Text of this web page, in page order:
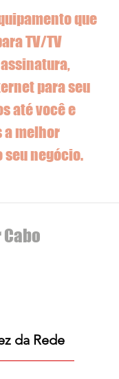
que
TV/TV
para seu
até você e
a melhor
seu negócio.
da Rede